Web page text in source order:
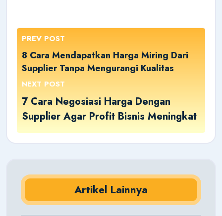
PREV POST
8 Cara Mendapatkan Harga Miring Dari
Supplier Tanpa Mengurangi Kualitas
NEXT POST
7 Cara Negosiasi Harga Dengan
Supplier Agar Profit Bisnis Meningkat
Artikel Lainnya